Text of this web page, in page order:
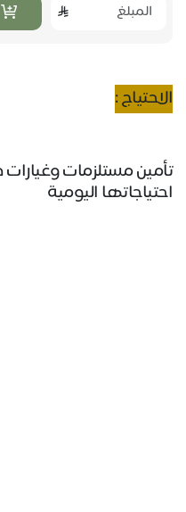
الاحتياج :
تأمين مستلزمات
احتياجاتها اليومية